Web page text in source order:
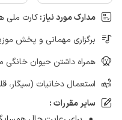
مدارک مورد نیاز:کارت ملی
برگزاری مهمانی و پخش
همراه داشتن حیوان خانگی
استعمال دخانیات (سیگار،
سایر مقررات :